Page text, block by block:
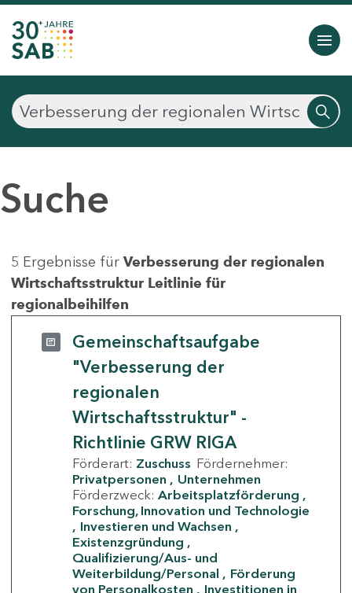
Suche
5 Ergebnisse für Verbesserung der regionalen
Wirtschaftsstruktur Leitlinie für
regionalbeihilfen
Gemeinschaftsaufgabe
"Verbesserung der
regionalen
Wirtschaftsstruktur" -
Richtlinie GRW RIGA
Förderart: Zuschuss Fördernehmer:
Privatpersonen
Unternehmen
Förderzweck: Arbeitsplatzförderung
Forschung, Innovation und Technologie
Investieren und Wachsen
Existenzgründung
Qualifizierung/Aus- und
Weiterbildung/Personal
Förderung
von Personalkosten
Investitionen in